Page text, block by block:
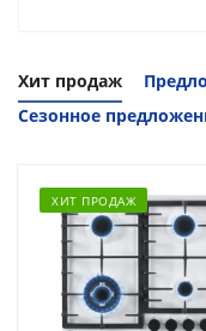
Хит продаж
Сезонное
ХИТ ПРОДАЖ